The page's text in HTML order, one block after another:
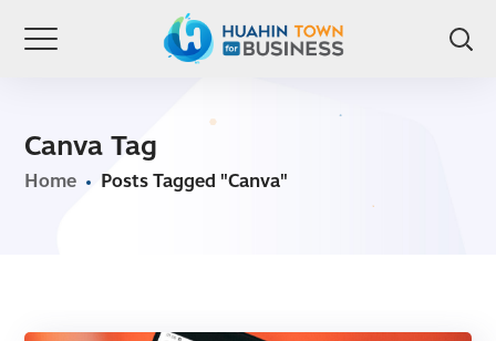
Canva Tag
Home Posts Tagged "Canva"